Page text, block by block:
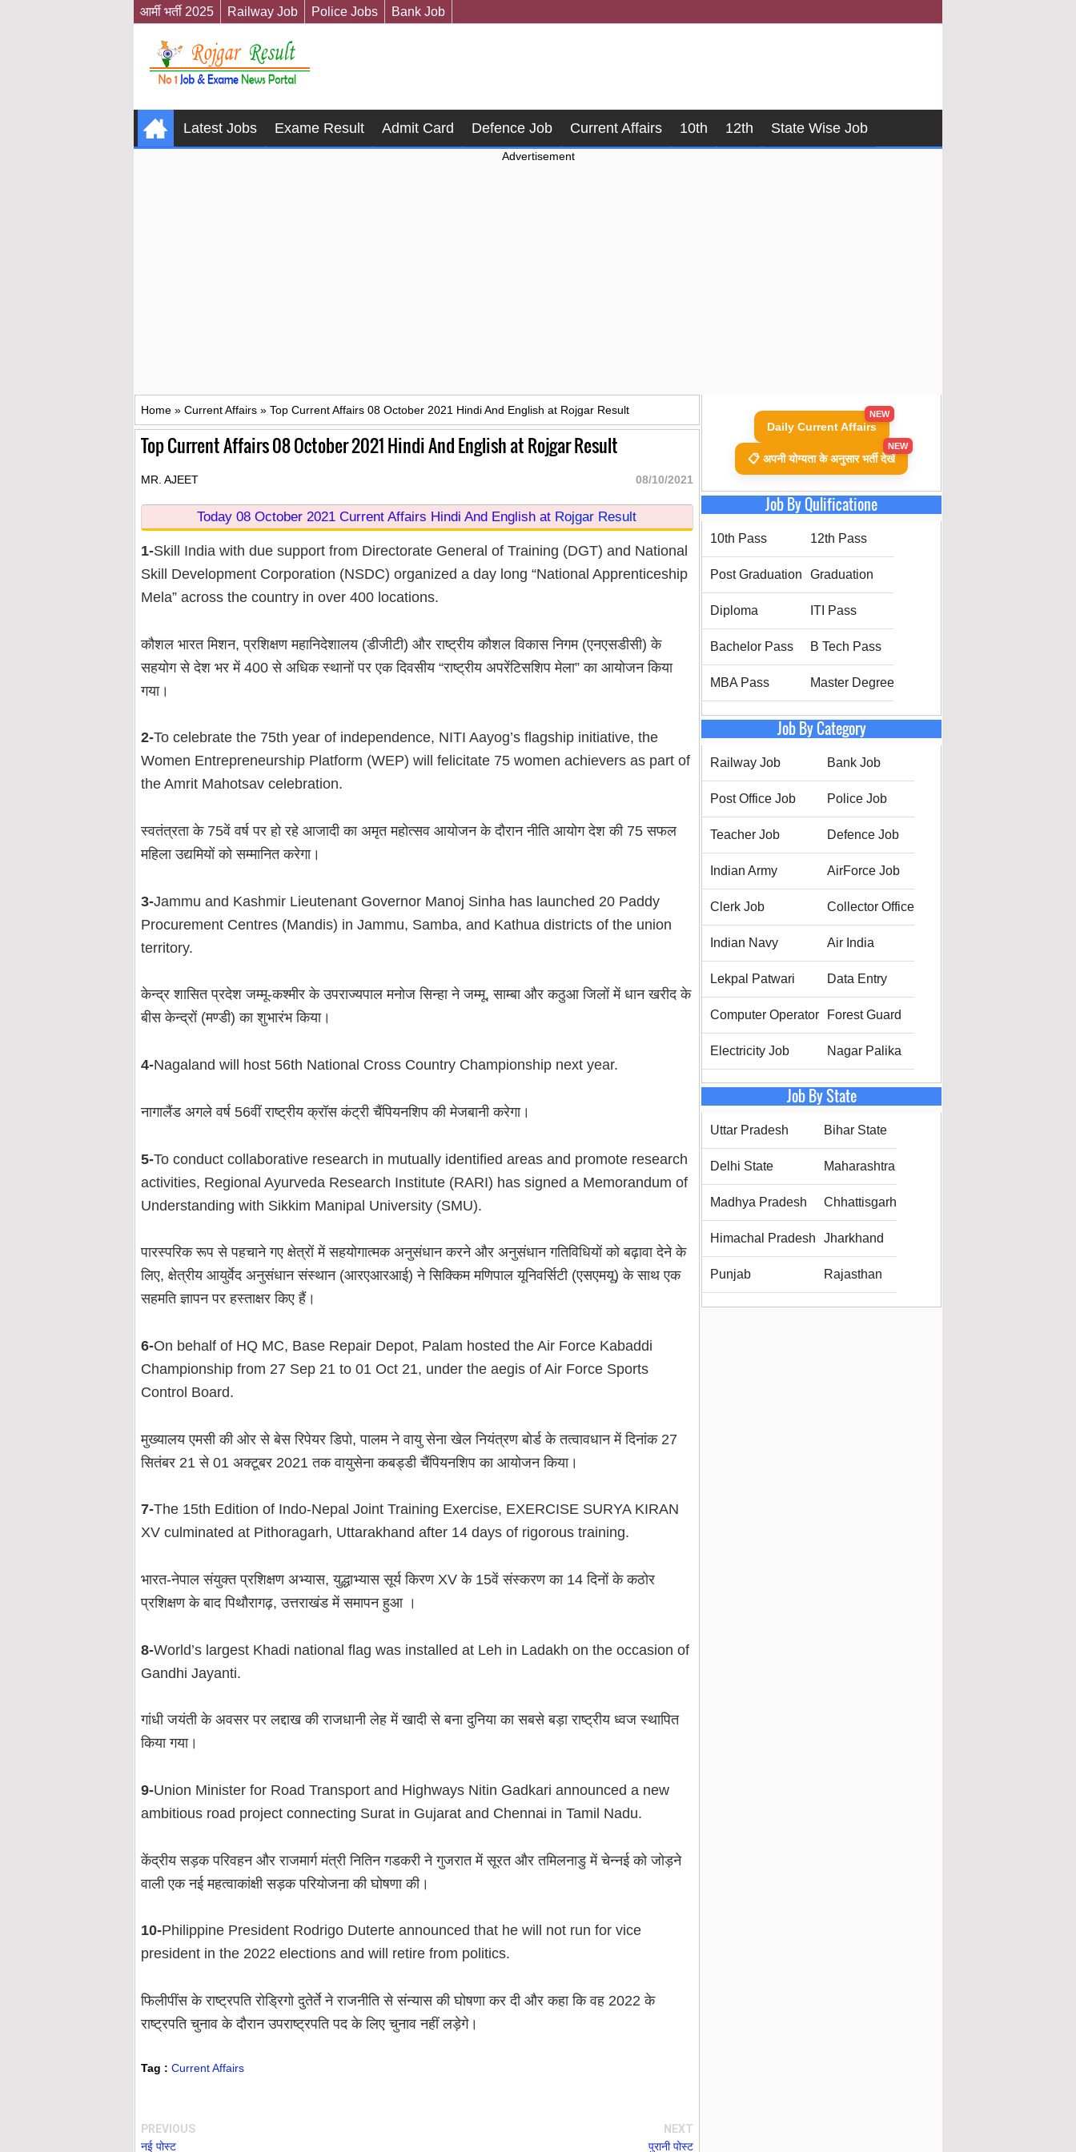
आर्मी भर्ती 2025 Railway Job Police Jobs Bank Job
Latest Jobs Exame Result Admit Card Defence Job Current Affairs 10th 12th State Wise Job
Advertisement
Home » Current Affairs » Top Current Affairs 08 October 2021 Hindi And English at Rojgar Result
Top Current Affairs 08 October 2021 Hindi And English at Rojgar Result
MR. AJEET 08/10/2021
Today 08 October 2021 Current Affairs Hindi And English at Rojgar Result
1-Skill India with due support from Directorate General of Training (DGT) and National
Skill Development Corporation (NSDC) organized a day long “National Apprenticeship
Mela” across the country in over 400 locations.
कौशल भारत मिशन, प्रशिक्षण महानिदेशालय (डीजीटी) और राष्ट्रीय कौशल विकास निगम (एनएसडीसी) के
सहयोग से देश भर में 400 से अधिक स्थानों पर एक दिवसीय “राष्ट्रीय अपरेंटिसशिप मेला” का आयोजन किया
गया।
2-To celebrate the 75th year of independence, NITI Aayog’s flagship initiative, the
Women Entrepreneurship Platform (WEP) will felicitate 75 women achievers as part of
the Amrit Mahotsav celebration.
स्वतंत्रता के 75वें वर्ष पर हो रहे आजादी का अमृत महोत्सव आयोजन के दौरान नीति आयोग देश की 75 सफल
महिला उद्यमियों को सम्मानित करेगा।
3-Jammu and Kashmir Lieutenant Governor Manoj Sinha has launched 20 Paddy
Procurement Centres (Mandis) in Jammu, Samba, and Kathua districts of the union
territory.
केन्‍द्र शासित प्रदेश जम्‍मू-कश्‍मीर के उपराज्‍यपाल मनोज सिन्‍हा ने जम्‍मू, साम्‍बा और कठुआ जिलों में धान खरीद के
बीस केन्‍द्रों (मण्‍डी) का शुभारंभ किया।
4-Nagaland will host 56th National Cross Country Championship next year.
नागालैंड अगले वर्ष 56वीं राष्ट्रीय क्रॉस कंट्री चैंपियनशिप की मेजबानी करेगा।
5-To conduct collaborative research in mutually identified areas and promote research
activities, Regional Ayurveda Research Institute (RARI) has signed a Memorandum of
Understanding with Sikkim Manipal University (SMU).
पारस्परिक रूप से पहचाने गए क्षेत्रों में सहयोगात्मक अनुसंधान करने और अनुसंधान गतिविधियों को बढ़ावा देने के
लिए, क्षेत्रीय आयुर्वेद अनुसंधान संस्थान (आरएआरआई) ने सिक्किम मणिपाल यूनिवर्सिटी (एसएमयू) के साथ एक
सहमति ज्ञापन पर हस्ताक्षर किए हैं।
6-On behalf of HQ MC, Base Repair Depot, Palam hosted the Air Force Kabaddi
Championship from 27 Sep 21 to 01 Oct 21, under the aegis of Air Force Sports
Control Board.
मुख्यालय एमसी की ओर से बेस रिपेयर डिपो, पालम ने वायु सेना खेल नियंत्रण बोर्ड के तत्वावधान में दिनांक 27
सितंबर 21 से 01 अक्टूबर 2021 तक वायुसेना कबड्डी चैंपियनशिप का आयोजन किया।
7-The 15th Edition of Indo-Nepal Joint Training Exercise, EXERCISE SURYA KIRAN
XV culminated at Pithoragarh, Uttarakhand after 14 days of rigorous training.
भारत-नेपाल संयुक्त प्रशिक्षण अभ्यास, युद्धाभ्यास सूर्य किरण XV के 15वें संस्करण का 14 दिनों के कठोर
प्रशिक्षण के बाद पिथौरागढ़, उत्तराखंड में समापन हुआ ।
8-World’s largest Khadi national flag was installed at Leh in Ladakh on the occasion of
Gandhi Jayanti.
गांधी जयंती के अवसर पर लद्दाख की राजधानी लेह में खादी से बना दुनिया का सबसे बड़ा राष्ट्रीय ध्वज स्थापित
किया गया।
9-Union Minister for Road Transport and Highways Nitin Gadkari announced a new
ambitious road project connecting Surat in Gujarat and Chennai in Tamil Nadu.
केंद्रीय सड़क परिवहन और राजमार्ग मंत्री नितिन गडकरी ने गुजरात में सूरत और तमिलनाडु में चेन्नई को जोड़ने
वाली एक नई महत्वाकांक्षी सड़क परियोजना की घोषणा की।
10-Philippine President Rodrigo Duterte announced that he will not run for vice
president in the 2022 elections and will retire from politics.
फिलीपींस के राष्ट्रपति रोड्रिगो दुतेर्ते ने राजनीति से संन्यास की घोषणा कर दी और कहा कि वह 2022 के
राष्ट्रपति चुनाव के दौरान उपराष्ट्रपति पद के लिए चुनाव नहीं लड़ेगे।
Tag : Current Affairs
PREVIOUS
नई पोस्ट
NEXT
पुरानी पोस्ट
Daily Current Affairs
NEW
📋 अपनी योग्यता के अनुसार भर्ती देखें
NEW
Job By Qulificatione
10th Pass 12th Pass
Post Graduation Graduation
Diploma ITI Pass
Bachelor Pass B Tech Pass
MBA Pass Master Degree
Job By Category
Railway Job Bank Job
Post Office Job Police Job
Teacher Job Defence Job
Indian Army AirForce Job
Clerk Job Collector Office
Indian Navy Air India
Lekpal Patwari Data Entry
Computer Operator Forest Guard
Electricity Job Nagar Palika
Job By State
Uttar Pradesh Bihar State
Delhi State Maharashtra
Madhya Pradesh Chhattisgarh
Himachal Pradesh Jharkhand
Punjab Rajasthan